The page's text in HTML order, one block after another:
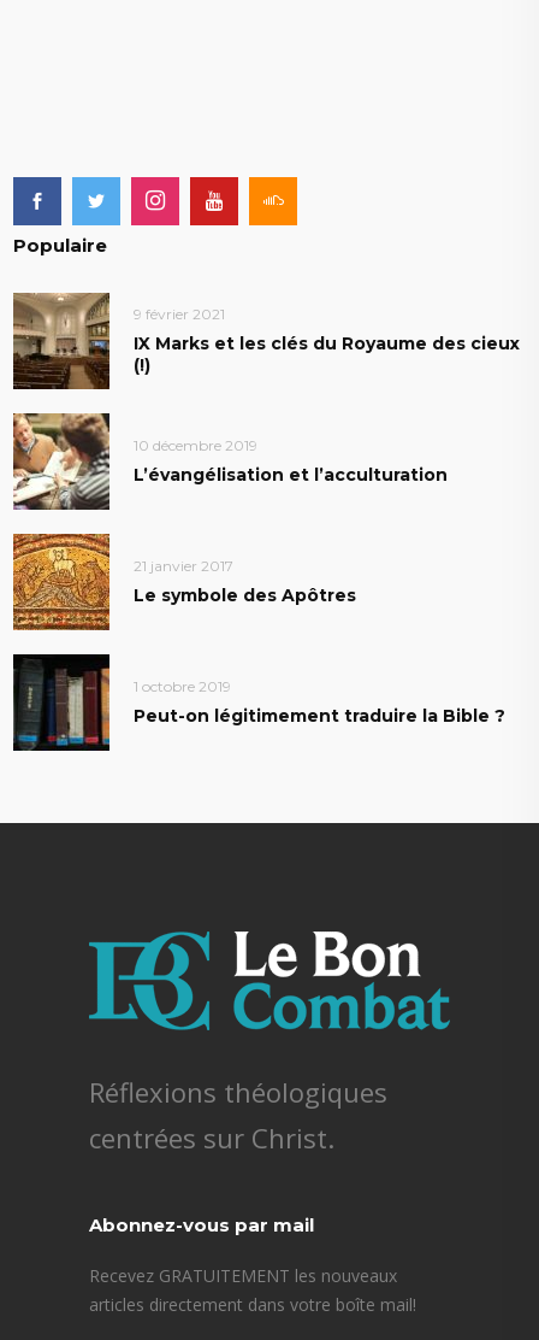
Populaire
9 février 2021
IX Marks et les clés du Royaume des cieux
(!)
10 décembre 2019
L’évangélisation et l’acculturation
21 janvier 2017
Le symbole des Apôtres
1 octobre 2019
Peut-on légitimement traduire la Bible ?
Réflexions théologiques
centrées sur Christ.
Abonnez-vous par mail
Recevez GRATUITEMENT les nouveaux
articles directement dans votre boîte mail!